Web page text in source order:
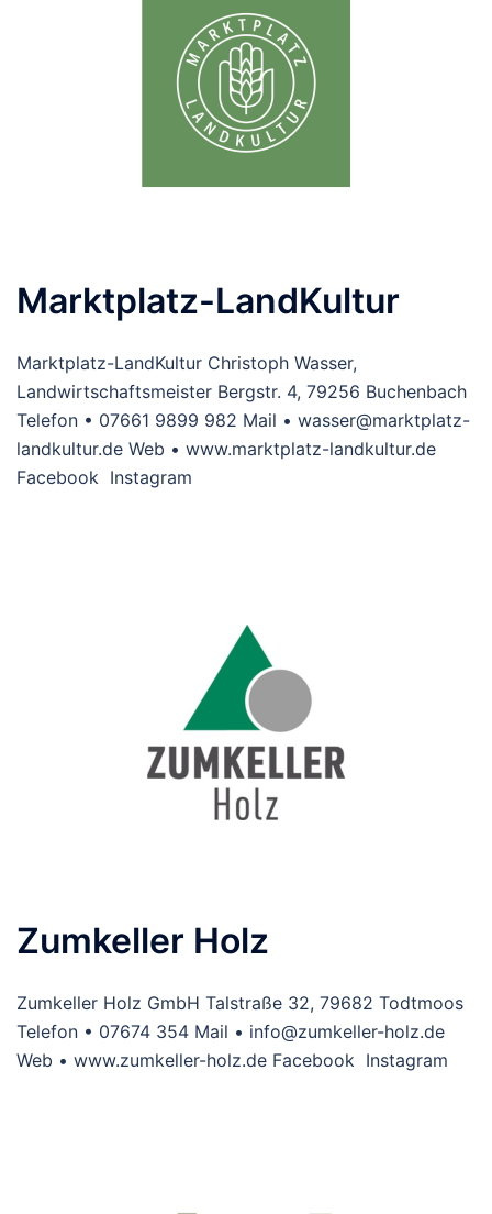
Marktplatz-LandKultur
Marktplatz-LandKultur Christoph Wasser,
Landwirtschaftsmeister Bergstr. 4, 79256 Buchenbach
Telefon • 07661 9899 982 Mail • wasser@marktplatz-
landkultur.de Web • www.marktplatz-landkultur.de
Facebook Instagram
Zumkeller Holz
Zumkeller Holz GmbH Talstraße 32, 79682 Todtmoos
Telefon • 07674 354 Mail • info@zumkeller-holz.de
Web • www.zumkeller-holz.de Facebook Instagram